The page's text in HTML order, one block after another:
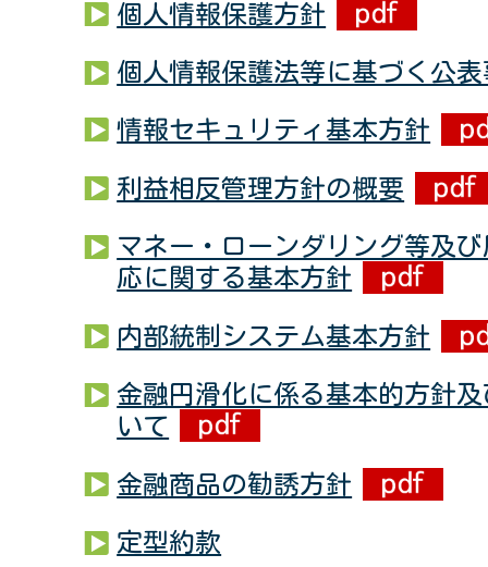
個人情報保護方針
個人情報保護法等に基づく公
情報セキュリティ基本方針
利益相反管理方針の概要
マネー・ローンダリング等及
応に関する基本方針
内部統制システム基本方針
金融円滑化に係る基本的方針
いて
金融商品の勧誘方針
定型約款